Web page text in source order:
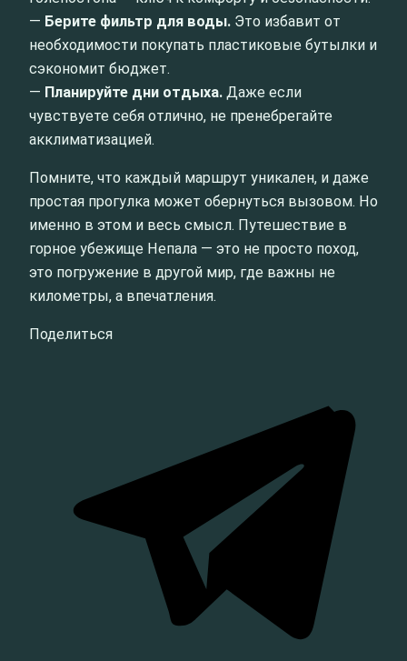
— Берите фильтр для воды. Это избавит от
необходимости покупать пластиковые бутылки и
сэкономит бюджет.
— Планируйте дни отдыха. Даже если
чувствуете себя отлично, не пренебрегайте
акклиматизацией.
Помните, что каждый маршрут уникален, и даже
простая прогулка может обернуться вызовом. Но
именно в этом и весь смысл. Путешествие в
горное убежище Непала — это не просто поход,
это погружение в другой мир, где важны не
километры, а впечатления.
Поделиться